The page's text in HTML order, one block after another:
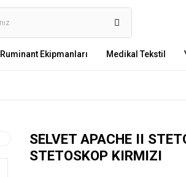
Ruminant Ekipmanları Medikal Tekstil
SELVET APACHE II
STETOSKOP KIRMIZI